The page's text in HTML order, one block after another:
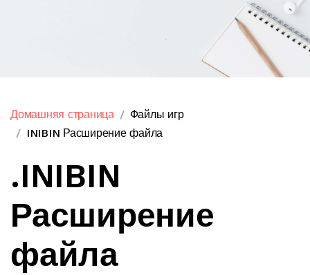
Домашняя страница
Файлы игр
INIBIN Расширение файла
.INIBIN
Расширение
файла